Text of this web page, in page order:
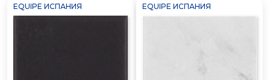
EQUIPE ИСПАНИЯ EQUIPE ИСПАНИЯ